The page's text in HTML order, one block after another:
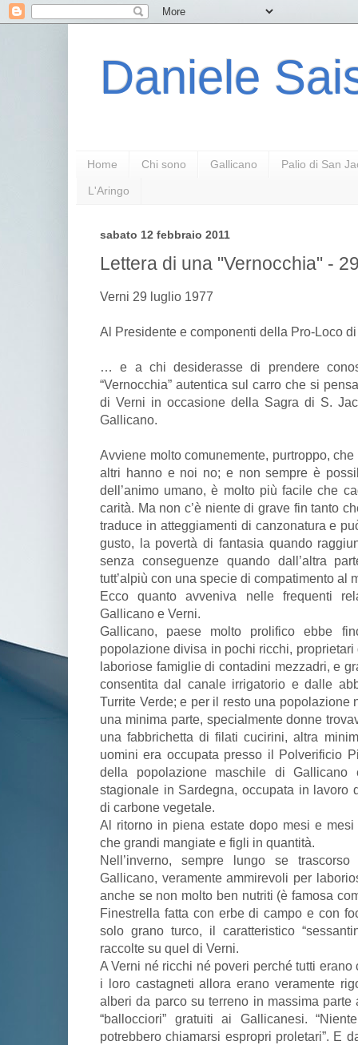
Daniele
Home Chi sono Gallicano Palio di San
L'Aringo
sabato 12 febbraio 2011
Lettera di una "Vernocchia" -
Verni 29 luglio 1977
Al Presidente e componenti della Pro-Loco
… e a chi desiderasse di prendere
“Vernocchia” autentica sul carro che si
di Verni in occasione della Sagra di S.
Gallicano.
Avviene molto comunemente, purtroppo,
altri hanno e noi no; e non sempre è
dell’animo umano, è molto più facile che
carità. Ma non c’è niente di grave fin tanto
traduce in atteggiamenti di canzonatura e
gusto, la povertà di fantasia quando
senza conseguenze quando dall’altra
tutt’alpiù con una specie di compatimento al
Ecco quanto avveniva nelle frequenti
Gallicano e Verni.
Gallicano, paese molto prolifico ebbe
popolazione divisa in pochi ricchi,
laboriose famiglie di contadini mezzadri, e
consentita dal canale irrigatorio e dalle
Turrite Verde; e per il resto una popolazione
una minima parte, specialmente donne
una fabbrichetta di filati cucirini, altra
uomini era occupata presso il Polverificio
della popolazione maschile di Gallicano
stagionale in Sardegna, occupata in lavoro
di carbone vegetale.
Al ritorno in piena estate dopo mesi e
che grandi mangiate e figli in quantità.
Nell’inverno, sempre lungo se
Gallicano, veramente ammirevoli per
anche se non molto ben nutriti (è famosa
Finestrella fatta con erbe di campo e con
solo grano turco, il caratteristico
raccolte su quel di Verni.
A Verni né ricchi né poveri perché tutti
i loro castagneti allora erano veramente
alberi da parco su terreno in massima
“ballocciori” gratuiti ai Gallicanesi.
potrebbero chiamarsi espropri proletari”. E